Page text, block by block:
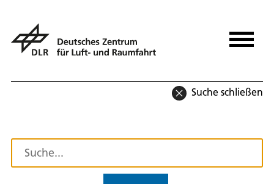
Suche schließen